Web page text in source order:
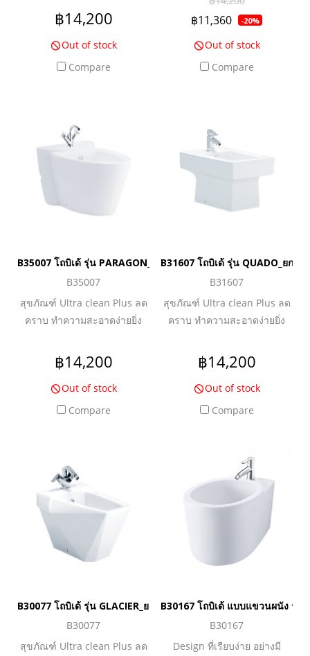
ความสวยงามปกปิดท่อน้ำทิ้ง
ง่ายต่อการทำความสะอาด
พร้อม Overflow ป้องกันน้ำล้น
และฝาครอบ
฿14,200
Out of stock
Compare
ความสวยงามปกปิดท่อน้ำทิ้ง
ง่ายต่อการทำความสะอาด
พร้อม Overflow ป้องกันน้ำล้น
และฝาครอบ
฿11,360 -20%
Out of stock
Compare
B35007 โถบิเด้ รุ่น PARAGON_ยกเลิกการผลิต
B35007
สุขภัณฑ์ Ultra clean Plus ลด
คราบ ทำความสะอาดง่ายยิ่ง
ความสวยงามปกปิดท่อน้ำทิ้ง
ง่ายต่อการทำความสะอาด
พร้อม Overflow ป้องกันน้ำล้น
และฝาครอบ
฿14,200
Out of stock
Compare
B31607 โถบิเด้ รุ่น QUADO_ยกเลิ
B31607
สุขภัณฑ์ Ultra clean Plus ลด
คราบ ทำความสะอาดง่ายยิ่ง
ความสวยงามปกปิดท่อน้ำทิ้ง
ง่ายต่อการทำความสะอาด
พร้อม Overflow ป้องกันน้ำล้น
และฝาครอบ
฿14,200
Out of stock
Compare
B30077 โถบิเด้ รุ่น GLACIER_ยกเลิกการผลิต
B30077
สุขภัณฑ์ Ultra clean Plus ลด
B30167 โถบิเด้ แบบแขวนผนัง รุ่น
B30167
Design ที่เรียบง่าย อย่างมี